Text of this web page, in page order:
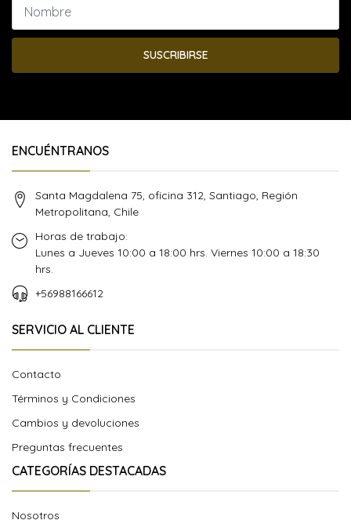
SUSCRIBIRSE
ENCUÉNTRANOS
Santa Magdalena 75, oficina 312, Santiago, Región
Metropolitana, Chile
Horas de trabajo:
Lunes a Jueves 10:00 a 18:00 hrs. Viernes 10:00 a 18:30
hrs.
+56988166612
SERVICIO AL CLIENTE
Contacto
Términos y Condiciones
Cambios y devoluciones
Preguntas frecuentes
CATEGORÍAS DESTACADAS
Nosotros